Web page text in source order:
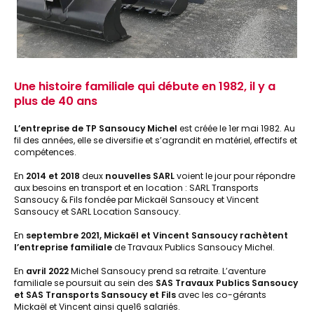
Une histoire familiale qui débute en 1982, il y a
plus de 40 ans
L’entreprise de TP Sansoucy Michel est créée le 1er mai 1982. Au
fil des années, elle se diversifie et s’agrandit en matériel, effectifs et
compétences.
En 2014 et 2018 deux nouvelles SARLvoient le jour pour répondre
aux besoins en transport et en location : SARL Transports
Sansoucy & Fils fondée par Mickaël Sansoucy et Vincent
Sansoucy et SARL Location Sansoucy.
En septembre 2021, Mickaël et Vincent Sansoucy rachètent
l’entreprise familialede Travaux Publics Sansoucy Michel.
En avril 2022Michel Sansoucy prend sa retraite. L’aventure
familiale se poursuit au sein des SAS Travaux Publics Sansoucy
et SAS Transports Sansoucy et Filsavec les co-gérants
Mickaël et Vincent ainsi que16 salariés.